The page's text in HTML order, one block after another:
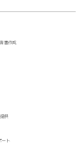
書作成
供
ート